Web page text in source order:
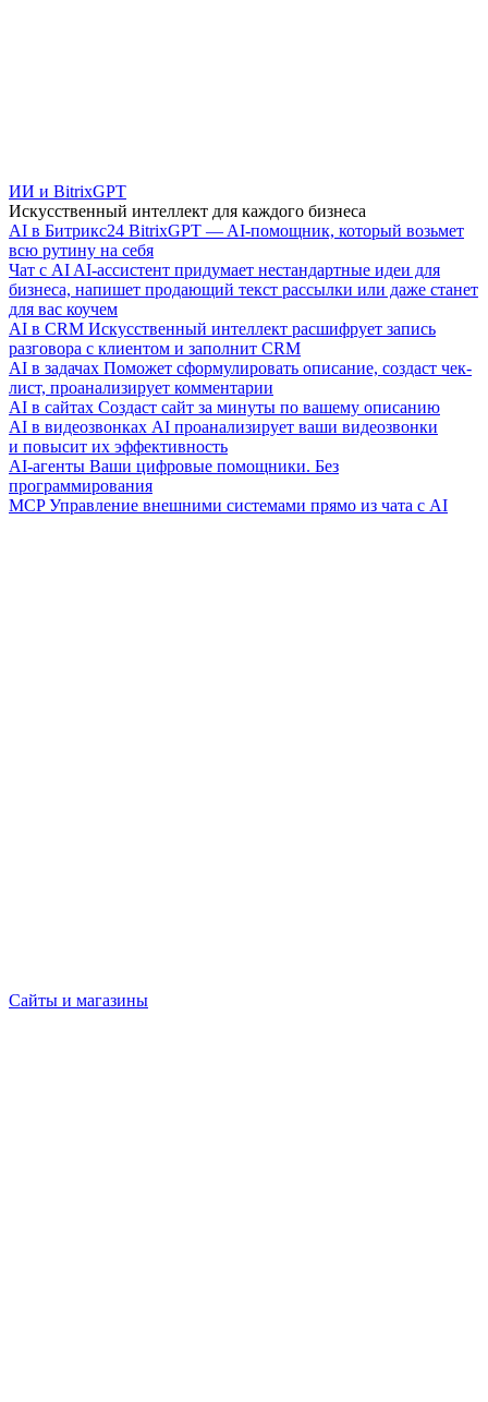
ИИ и BitrixGPT
Искусственный интеллект для каждого бизнеса
AI в Битрикс24 BitrixGPT — AI-помощник, который возьмет
всю рутину на себя
Чат с AI AI-ассистент придумает нестандартные идеи для
бизнеса, напишет продающий текст рассылки или даже станет
для вас коучем
AI в CRM Искусственный интеллект расшифрует запись
разговора с клиентом и заполнит CRM
AI в задачах Поможет сформулировать описание, создаст чек-
лист, проанализирует комментарии
AI в сайтах Создаст сайт за минуты по вашему описанию
AI в видеозвонках AI проанализирует ваши видеозвонки
и повысит их эффективность
AI-агенты Ваши цифровые помощники. Без
программирования
MCP Управление внешними системами прямо из чата с AI
Сайты и магазины